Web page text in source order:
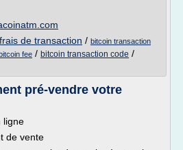
de transaction / bitcoin transaction
fee / bitcoin transaction code /
pré-vendre votre
ligne
de vente